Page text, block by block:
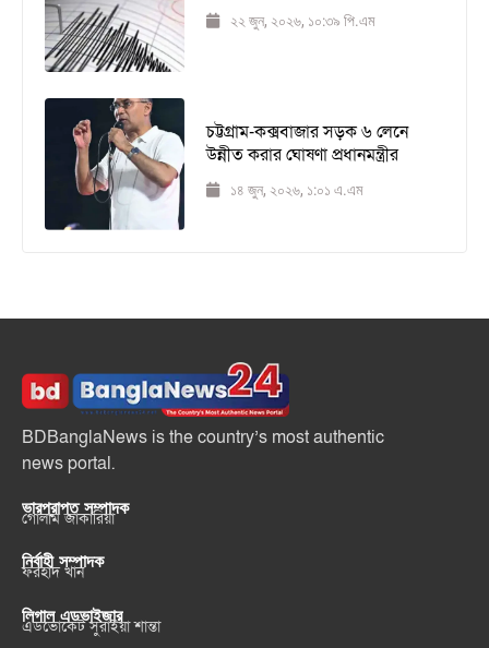
২২ জুন, ২০২৬, ১০:৩৯ পি.এম
চট্টগ্রাম-কক্সবাজার সড়ক ৬ লেনে
উন্নীত করার ঘোষণা প্রধানমন্ত্রীর
১৪ জুন, ২০২৬, ১:০১ এ.এম
BDBanglaNews is the country’s most authentic
news portal.
ভারপ্রাপ্ত সম্পাদক
গোলাম জাকারিয়া
নির্বাহী সম্পাদক
ফরহাদ খান
লিগাল এডভাইজার
এডভোকেট সুরাইয়া শান্তা